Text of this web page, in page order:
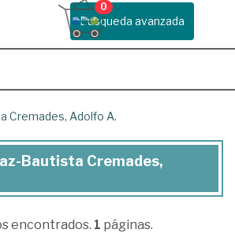
Busqueda avanzada
0
Cremades, Adolfo A.
Bautista Cremades,
encontrados. 1 páginas.